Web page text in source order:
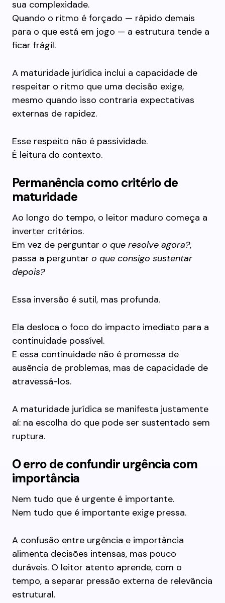
sua complexidade.
Quando o ritmo é forçado — rápido demais
para o que está em jogo — a estrutura tende a
ficar frágil.
A maturidade jurídica inclui a capacidade de
respeitar o ritmo que uma decisão exige,
mesmo quando isso contraria expectativas
externas de rapidez.
Esse respeito não é passividade.
É leitura do contexto.
Permanência como critério de
maturidade
Ao longo do tempo, o leitor maduro começa a
inverter critérios.
Em vez de perguntar o que resolve agora?,
passa a perguntar o que consigo sustentar
depois?
Essa inversão é sutil, mas profunda.
Ela desloca o foco do impacto imediato para a
continuidade possível.
E essa continuidade não é promessa de
ausência de problemas, mas de capacidade de
atravessá-los.
A maturidade jurídica se manifesta justamente
aí: na escolha do que pode ser sustentado sem
ruptura.
O erro de confundir urgência com
importância
Nem tudo que é urgente é importante.
Nem tudo que é importante exige pressa.
A confusão entre urgência e importância
alimenta decisões intensas, mas pouco
duráveis. O leitor atento aprende, com o
tempo, a separar pressão externa de relevância
estrutural.